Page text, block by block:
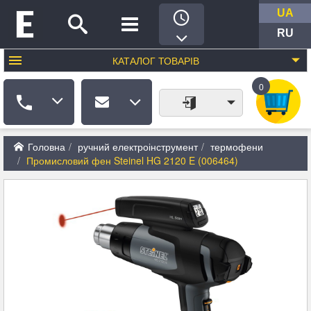
UA
RU
КАТАЛОГ ТОВАРІВ
0
Головна ручний електроінструмент
термофени
Промисловий фен Steinel HG 2120 E (006464)